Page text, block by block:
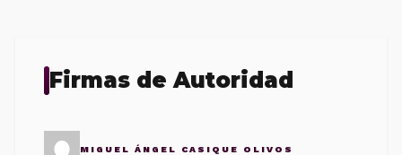
Firmas de Autoridad
MIGUEL ÁNGEL CASIQUE OLIVOS